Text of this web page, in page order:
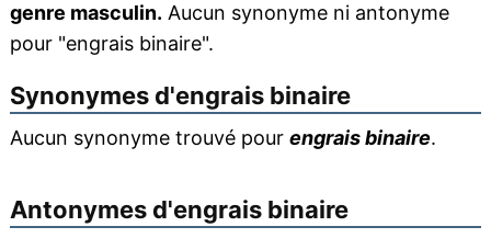
genre masculin. Aucun synonyme ni antonyme
pour "engrais binaire".
Synonymes d'engrais binaire
Aucun synonyme trouvé pour engrais binaire.
Antonymes d'engrais binaire